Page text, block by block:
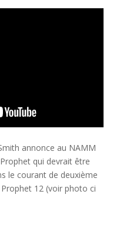
annonce au NAMM
qui devrait être
le courant de deuxième
12 (voir photo ci